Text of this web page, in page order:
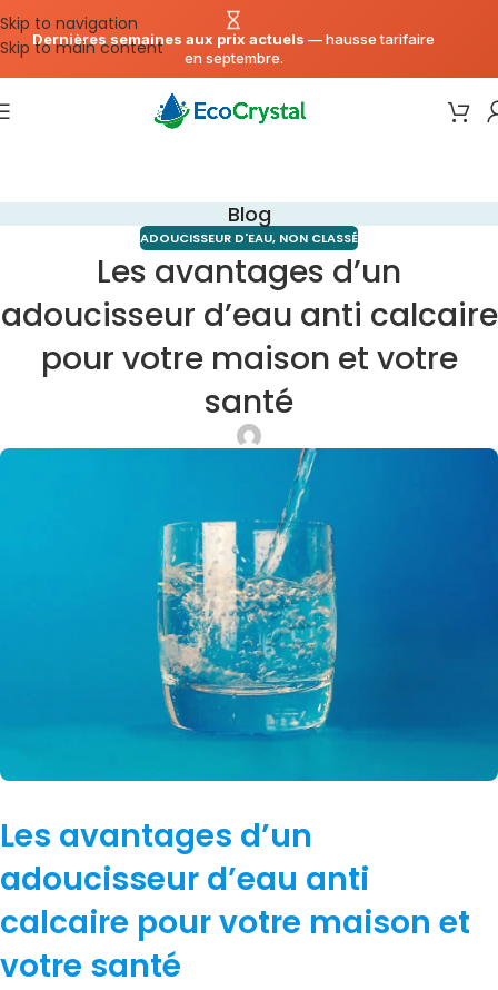
Dernières semaines aux prix actuels — hausse tarifaire
en septembre.
Skip to navigation
Skip to main content
Blog
ADOUCISSEUR D'EAU, NON CLASSÉ
Les avantages d’un
adoucisseur d’eau anti calcaire
pour votre maison et votre
santé
Les avantages d’un
adoucisseur d’eau anti
calcaire pour votre maison et
votre santé